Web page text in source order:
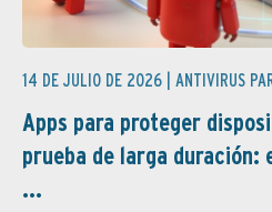
14 DE JULIO DE 2026 | ANTIVIRUS
Apps para proteger
prueba de larga duración:
...